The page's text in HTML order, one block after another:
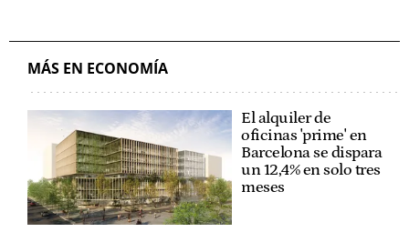
MÁS EN ECONOMÍA
El alquiler de
oficinas 'prime' en
Barcelona se dispara
un 12,4% en solo tres
meses